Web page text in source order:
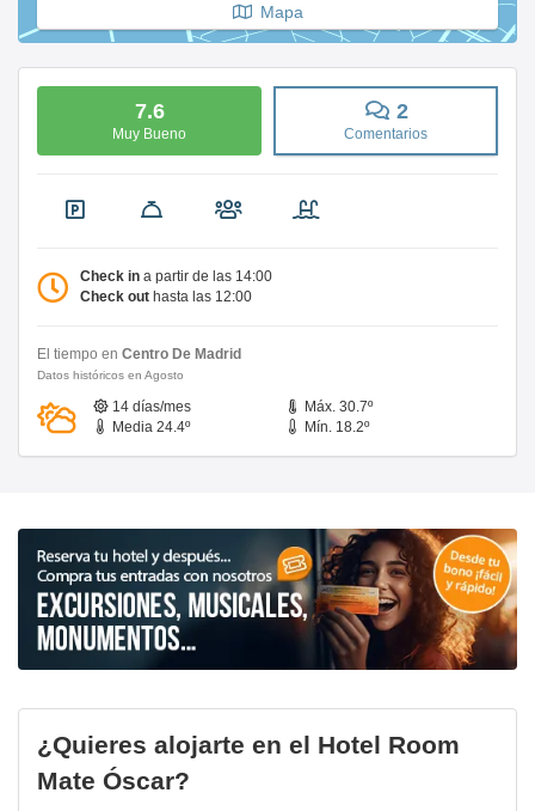
Mapa
7.6
Muy Bueno
2
Comentarios
Check in a partir de las 14:00
Check out hasta las 12:00
El tiempo en Centro De Madrid
Datos históricos en Agosto
14 días/mes
Máx. 30.7º
Media 24.4º
Mín. 18.2º
¿Quieres alojarte en el Hotel Room
Mate Óscar?